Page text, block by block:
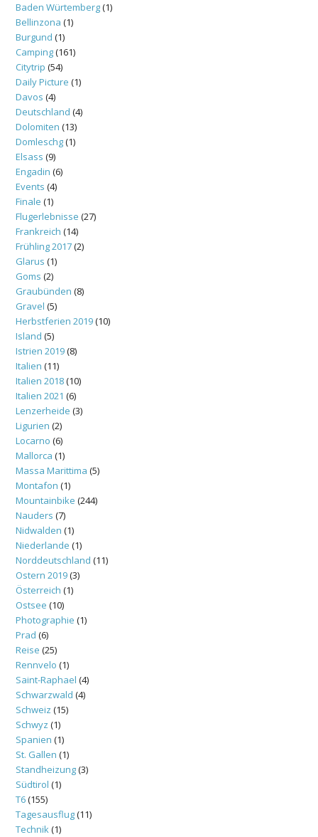
Baden Würtemberg(1)
Bellinzona (1)
Burgund (1)
Camping(161)
Citytrip (54)
Daily Picture (1)
Davos (4)
Deutschland (4)
Dolomiten (13)
Domleschg(1)
Elsass (9)
Engadin (6)
Events (4)
Finale (1)
Flugerlebnisse (27)
Frankreich (14)
Frühling 2017(2)
Glarus (1)
Goms (2)
Graubünden (8)
Gravel (5)
Herbstferien 2019(10)
Island (5)
Istrien 2019(8)
Italien (11)
Italien 2018(10)
Italien 2021 (6)
Lenzerheide (3)
Ligurien (2)
Locarno (6)
Mallorca (1)
Massa Marittima (5)
Montafon (1)
Mountainbike (244)
Nauders (7)
Nidwalden (1)
Niederlande (1)
Norddeutschland (11)
Ostern 2019(3)
Österreich (1)
Ostsee (10)
Photographie (1)
Prad (6)
Reise (25)
Rennvelo (1)
Saint-Raphael (4)
Schwarzwald (4)
Schweiz (15)
Schwyz (1)
Spanien (1)
St. Gallen (1)
Standheizung(3)
Südtirol (1)
T6(155)
Tagesausflug(11)
Technik(1)